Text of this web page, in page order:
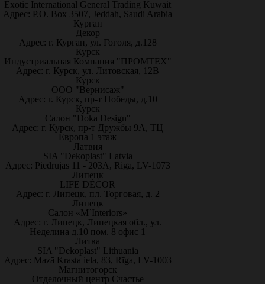
Exotic International General Trading Kuwait
Адрес: P.O. Box 3507, Jeddah, Saudi Arabia
Курган
Декор
Адрес: г. Курган, ул. Гоголя, д.128
Курск
Индустриальная Компания "ПРОМТЕХ"
Адрес: г. Курск, ул. Литовская, 12В
Курск
ООО "Вернисаж"
Адрес: г. Курск, пр-т Победы, д.10
Курск
Салон "Doka Design"
Адрес: г. Курск, пр-т Дружбы 9А, ТЦ
Европа 1 этаж
Латвия
SIA "Dekoplast" Latvia
Адрес: Piedrujas 11 - 203A, Riga, LV-1073
Липецк
LIFE DÉCOR
Адрес: г. Липецк, пл. Торговая, д. 2
Липецк
Салон «M`Interiors»
Адрес: г. Липецк, Липецкая обл., ул.
Неделина д.10 пом. 8 офис 1
Литва
SIA "Dekoplast" Lithuania
Адрес: Mazā Krasta iela, 83, Rīga, LV-1003
Магнитогорск
Отделочный центр Счастье